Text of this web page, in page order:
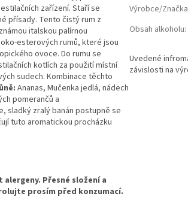
zařízení. Staří se
přísady. Tento čistý rum z
italskou palírnou
esterových rumů, které jsou
ovoce. Do rumu se
kotlích za použití místní
sudech. Kombinace těchto
Ananas, Mučenka jedlá, nádech
pomerančů a
sladký zralý banán postupně se
tuto aromatickou procházku
Výrobce/Značka
Obsah alkoholu: